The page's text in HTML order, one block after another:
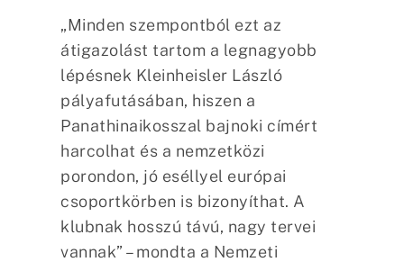
„Minden szempontból ezt az
átigazolást tartom a legnagyobb
lépésnek Kleinheisler László
pályafutásában, hiszen a
Panathinaikosszal bajnoki címért
harcolhat és a nemzetközi
porondon, jó eséllyel európai
csoportkörben is bizonyíthat. A
klubnak hosszú távú, nagy tervei
vannak” – mondta a Nemzeti